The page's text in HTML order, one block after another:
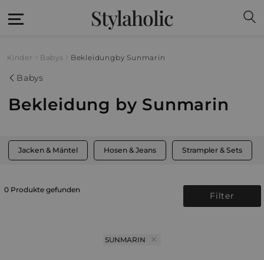
Stylaholic
Kinder Babys Bekleidung by Sunmarin
Babys
Bekleidung by Sunmarin
Jacken & Mäntel Hosen & Jeans Strampler & Sets
0 Produkte gefunden
Filter
SUNMARIN